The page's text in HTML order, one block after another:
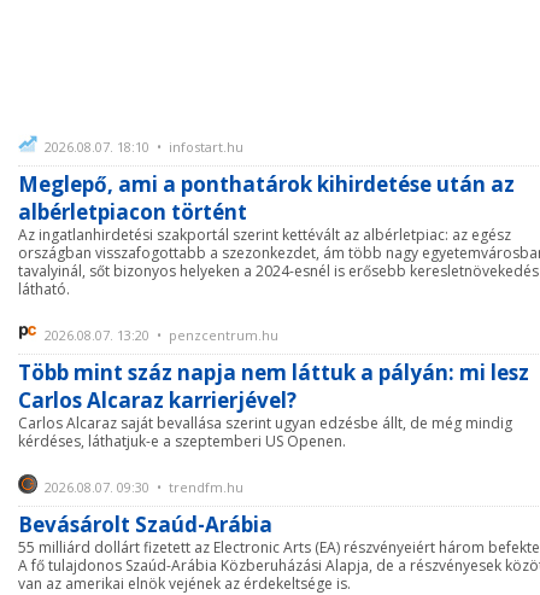
2026.08.07. 18:10 • infostart.hu
Meglepő, ami a ponthatárok kihirdetése után az
albérletpiacon történt
Az ingatlanhirdetési szakportál szerint kettévált az albérletpiac: az egész
országban visszafogottabb a szezonkezdet, ám több nagy
tavalyinál, sőt bizonyos helyeken a 2024-esnél is erősebb keresletnövekedés
látható.
2026.08.07. 13:20 • penzcentrum.hu
Több mint száz napja nem láttuk a pályán: mi lesz
Carlos Alcaraz karrierjével?
Carlos Alcaraz saját bevallása szerint ugyan edzésbe állt, de még mindig
kérdéses, láthatjuk-e a szeptemberi US Openen.
2026.08.07. 09:30 • trendfm.hu
Bevásárolt Szaúd-Arábia
55 milliárd dollárt fizetett az Electronic Arts (EA) részvényeiért három
A fő tulajdonos Szaúd-Arábia Közberuházási Alapja, de a részvényesek
van az amerikai elnök vejének az érdekeltsége is.